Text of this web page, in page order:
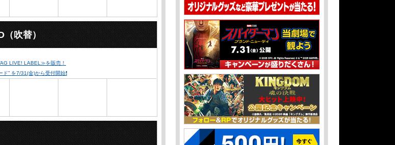
（吹替）
LIVE! LABEL≫を販売！
” を7/31(金)から受付開始❗️